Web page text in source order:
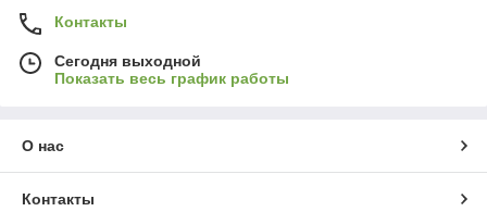
Контакты
Сегодня выходной
Показать весь график работы
О нас
Контакты